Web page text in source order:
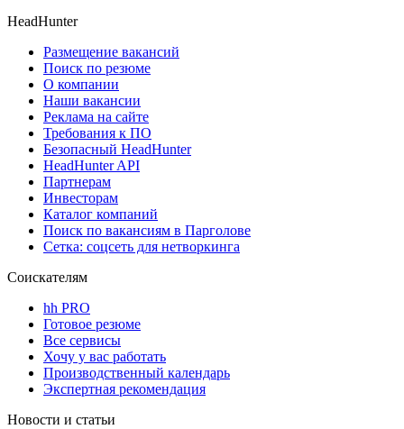
HeadHunter
Размещение вакансий
Поиск по резюме
О компании
Наши вакансии
Реклама на сайте
Требования к ПО
Безопасный HeadHunter
HeadHunter API
Партнерам
Инвесторам
Каталог компаний
Поиск по вакансиям в Парголове
Сетка: соцсеть для нетворкинга
Соискателям
hh PRO
Готовое резюме
Все сервисы
Хочу у вас работать
Производственный календарь
Экспертная рекомендация
Новости и статьи